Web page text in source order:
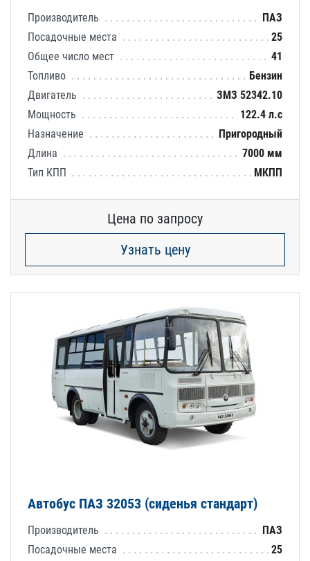
Производитель
ПАЗ
Посадочные места
25
Общее число мест
41
Топливо
Бензин
Двигатель
ЗМЗ 52342.10
Мощность
122.4 л.с
Назначение
Пригородный
Длина
7000 мм
Тип КПП
МКПП
Цена по запросу
Узнать цену
Автобус ПАЗ 32053 (сиденья стандарт)
Производитель
ПАЗ
Посадочные места
25